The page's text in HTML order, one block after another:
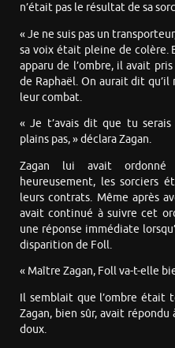
n’était pas le résultat de sa
« Je ne suis pas un
sa voix était pleine de colère.
apparu de l’ombre, il avait
de Raphaël. On aurait dit
leur combat.
« Je t’avais dit que tu
plains pas, » déclara Zagan.
Zagan lui avait
heureusement, les sorciers
leurs contrats. Même après
avait continué à suivre cet
une réponse immédiate
disparition de Foll.
« Maître Zagan, Foll va-t-elle
Il semblait que l’ombre était
Zagan, bien sûr, avait
doux.